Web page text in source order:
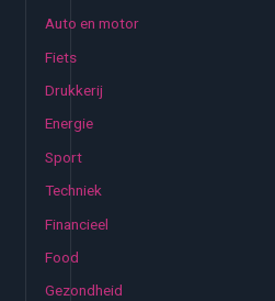
Auto en motor
Fiets
Drukkerij
Energie
Sport
Techniek
Financieel
Food
Gezondheid